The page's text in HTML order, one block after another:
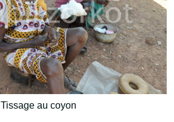
Tissage au coyon